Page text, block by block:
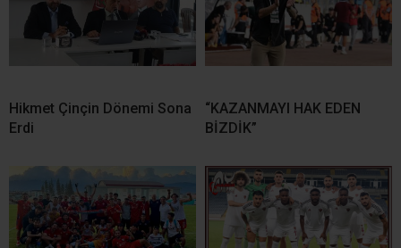
Hikmet Çinçin Dönemi Sona
Erdi
“KAZANMAYI HAK EDEN
BİZDİK”